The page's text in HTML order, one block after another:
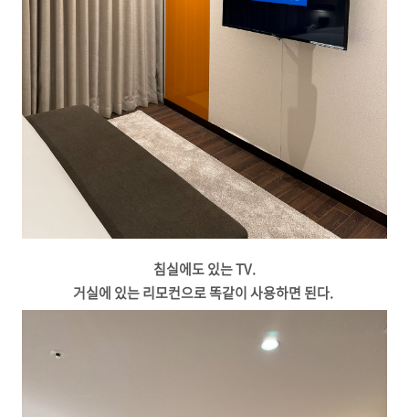
침실에도 있는 TV.
거실에 있는 리모컨으로 똑같이 사용하면 된다.